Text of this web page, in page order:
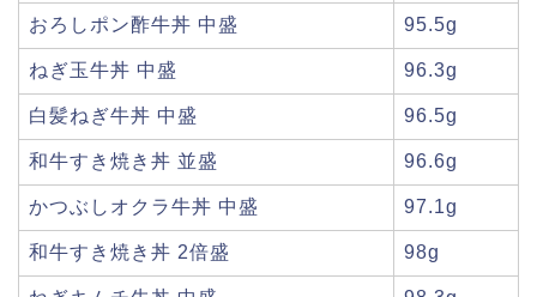
おろしポン酢牛丼 中盛 95.5g
ねぎ玉牛丼 中盛 96.3g
白髪ねぎ牛丼 中盛 96.5g
和牛すき焼き丼 並盛 96.6g
かつぶしオクラ牛丼 中盛 97.1g
和牛すき焼き丼 2倍盛 98g